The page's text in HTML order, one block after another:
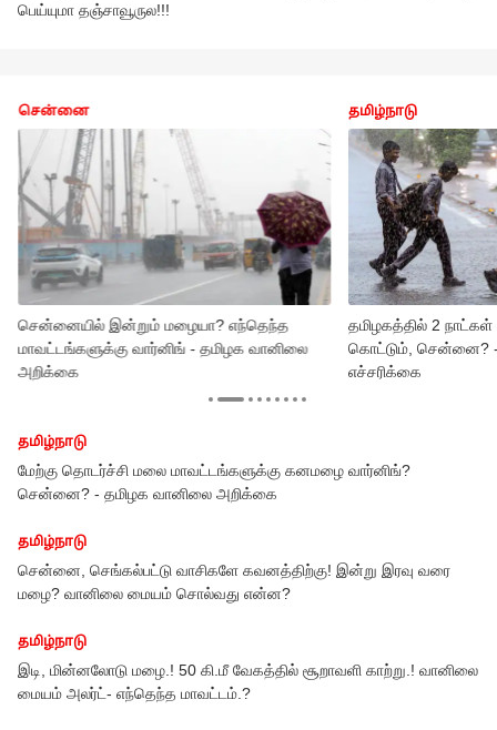
பெய்யுமா தஞ்சாவூருல!!!
சென்னை
சென்னையில் இன்றும் மழையா? எந்தெந்த
மாவட்டங்களுக்கு வார்னிங் - தமிழக வானிலை
அறிக்கை
தமிழ்நாடு
தமிழகத்தில் 2
கொட்டும், சென்னை?
எச்சரிக்கை
தமிழ்நாடு
மக்களே ரெடியா இருங்க! சென்னை, காஞ்சி, செங்கல்பட்டில் இன்று
மாலை செம்ம ட்விஸ்ட்... வானிலை மையம் திடீர் எச்சரிக்கை!
தமிழ்நாடு
Weather Forecast: காஞ்சி, செங்கல்பட்டு மக்களுக்கு ஜாக்பாட்!
வெயிலுக்கு நடுவே வெளியான கூல் நியூஸ்!
தமிழ்நாடு
தமிழ்நாட்டில் நாளை எங்கெல்லாம் மழை பெய்யும்? சென்னை? வானிலை
கொடுத்த வார்னிங்